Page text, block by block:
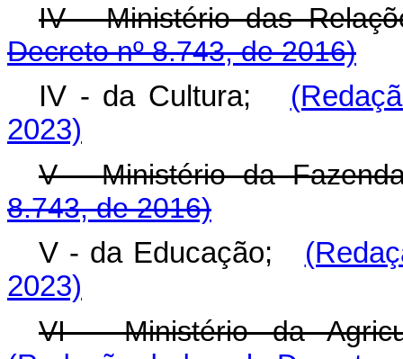
IV - Ministério das
Decreto nº 8.743, de 2016)
IV - da Cultura;
2023)
V - Ministério da
8.743, de 2016)
V - da Educação;
2023)
VI - Ministério da